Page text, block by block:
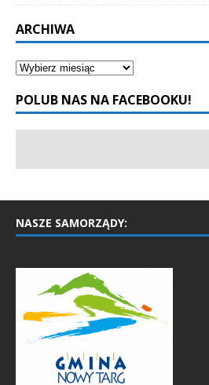
ARCHIWA
POLUB NAS NA FACEBOOKU!
NASZE SAMORZĄDY: